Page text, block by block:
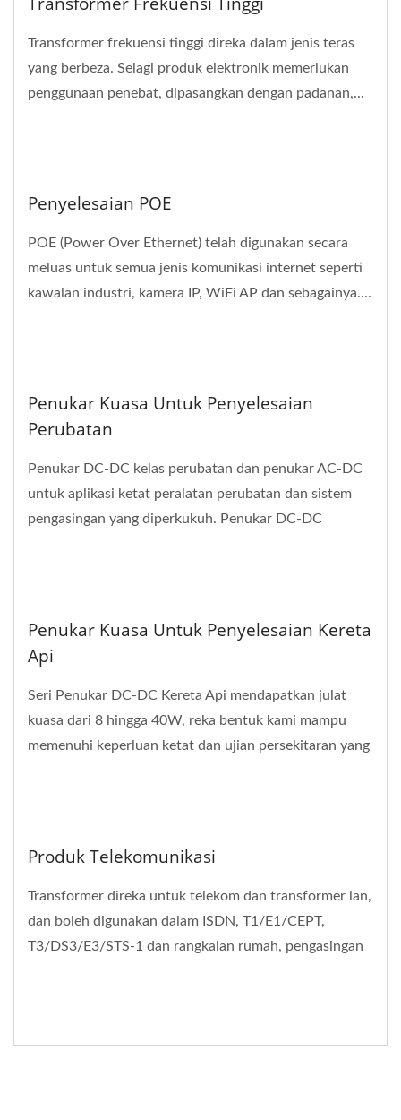
Transformer frekuensi tinggi direka dalam jenis teras
yang berbeza. Selagi produk elektronik memerlukan
penggunaan penebat, dipasangkan dengan padanan,...
Penyelesaian POE
POE (Power Over Ethernet) telah digunakan secara
meluas untuk semua jenis komunikasi internet seperti
kawalan industri, kamera IP, WiFi AP dan sebagainya....
Penukar Kuasa Untuk Penyelesaian
Perubatan
Penukar DC-DC kelas perubatan dan penukar AC-DC
untuk aplikasi ketat peralatan perubatan dan sistem
pengasingan yang diperkukuh. Penukar DC-DC
Penukar Kuasa Untuk Penyelesaian Kereta
Api
Seri Penukar DC-DC Kereta Api mendapatkan julat
kuasa dari 8 hingga 40W, reka bentuk kami mampu
memenuhi keperluan ketat dan ujian persekitaran yang
Produk Telekomunikasi
Transformer direka untuk telekom dan transformer lan,
dan boleh digunakan dalam ISDN, T1/E1/CEPT,
T3/DS3/E3/STS-1 dan rangkaian rumah, pengasingan